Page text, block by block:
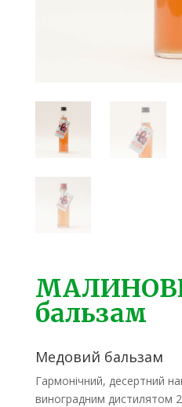
бальзам
Медовий бальзам
Гармонічний, десертний
виноградним дистилятом